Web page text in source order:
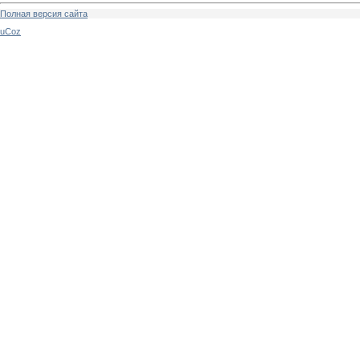
Полная версия сайта
uCoz